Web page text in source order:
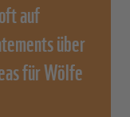
auf
über
für Wölfe